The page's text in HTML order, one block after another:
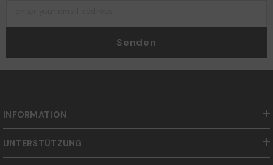
Senden
INFORMATION
UNTERSTÜTZUNG